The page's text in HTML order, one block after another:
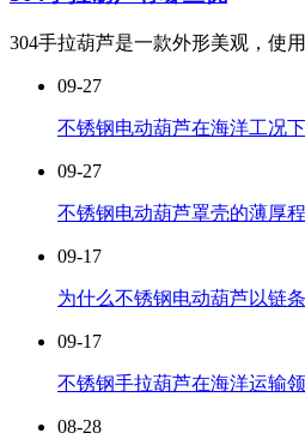
304手拉葫芦是一款外形美观，使
09-27
不锈钢电动葫芦在海洋工况
09-27
不锈钢电动葫芦罩壳的薄厚
09-17
为什么不锈钢电动葫芦以链
09-17
不锈钢手拉葫芦在海洋运输
08-28